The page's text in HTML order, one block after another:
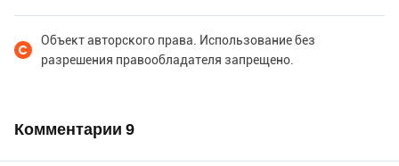
Объект авторского права. Использование без
разрешения правообладателя запрещено.
Комментарии 9